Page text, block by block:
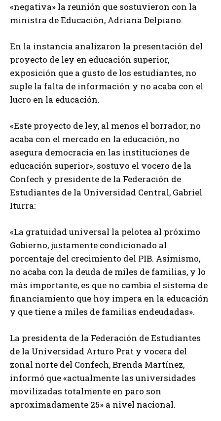
«negativa» la reunión que sostuvieron con la
ministra de Educación, Adriana Delpiano.
En la instancia analizaron la presentación del
proyecto de ley en educación superior,
exposición que a gusto de los estudiantes, no
suple la falta de información y no acaba con el
lucro en la educación.
«Este proyecto de ley, al menos el borrador, no
acaba con el mercado en la educación, no
asegura democracia en las instituciones de
educación superior», sostuvo el vocero de la
Confech y presidente de la Federación de
Estudiantes de la Universidad Central, Gabriel
Iturra:
«La gratuidad universal la pelotea al próximo
Gobierno, justamente condicionado al
porcentaje del crecimiento del PIB. Asimismo,
no acaba con la deuda de miles de familias, y lo
más importante, es que no cambia el sistema de
financiamiento que hoy impera en la educación
y que tiene a miles de familias endeudadas».
La presidenta de la Federación de Estudiantes
de la Universidad Arturo Prat y vocera del
zonal norte del Confech, Brenda Martínez,
informó que «actualmente las universidades
movilizadas totalmente en paro son
aproximadamente 25» a nivel nacional.